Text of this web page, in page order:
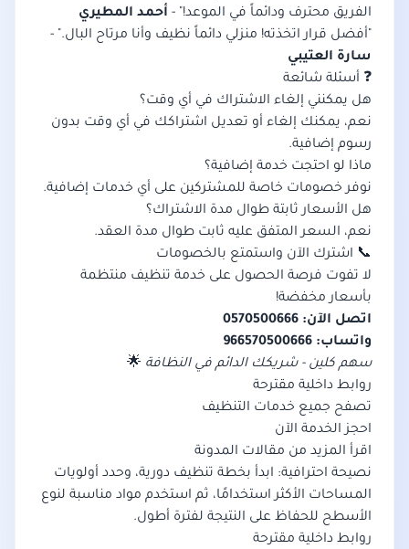
الفريق محترف ودائماً في الموعد!" - أحمد المطيري
"أفضل قرار اتخذته! منزلي دائماً نظيف وأنا مرتاح البال." -
سارة العتيبي
❓ أسئلة شائعة
هل يمكنني إلغاء الاشتراك في أي وقت؟
نعم، يمكنك إلغاء أو تعديل اشتراكك في أي وقت بدون
رسوم إضافية.
ماذا لو احتجت خدمة إضافية؟
نوفر خصومات خاصة للمشتركين على أي خدمات إضافية.
هل الأسعار ثابتة طوال مدة الاشتراك؟
نعم، السعر المتفق عليه ثابت طوال مدة العقد.
📞 اشترك الآن واستمتع بالخصومات
لا تفوت فرصة الحصول على خدمة تنظيف منتظمة
بأسعار مخفضة!
اتصل الآن: 0570500666
واتساب: 966570500666
سهم كلين - شريكك الدائم في النظافة 🌟
روابط داخلية مقترحة
تصفح جميع خدمات التنظيف
احجز الخدمة الآن
اقرأ المزيد من مقالات المدونة
نصيحة احترافية: ابدأ بخطة تنظيف دورية، وحدد أولويات
المساحات الأكثر استخدامًا، ثم استخدم مواد مناسبة لنوع
الأسطح للحفاظ على النتيجة لفترة أطول.
روابط داخلية مقترحة